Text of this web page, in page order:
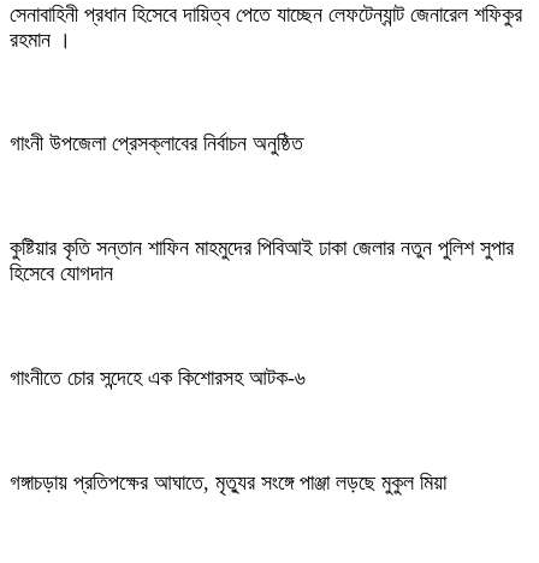
সেনাবাহিনী প্রধান হিসেবে দায়িত্ব পেতে যাচ্ছেন লেফটেন্যান্ট জেনারেল শফিকুর
রহমান ।
গাংনী উপজেলা প্রেসক্লাবের নির্বাচন অনুষ্ঠিত
কুষ্টিয়ার কৃতি সন্তান শাফিন মাহমুদের পিবিআই ঢাকা জেলার নতুন পুলিশ সুপার
হিসেবে যোগদান
গাংনীতে চোর সন্দেহে এক কিশোরসহ আটক-৬
গঙ্গাচড়ায় প্রতিপক্ষের আঘাতে, মৃত্যুর সংঙ্গে পাঞ্জা লড়ছে মুকুল মিয়া